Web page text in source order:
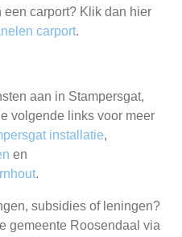
carport? Klik dan hier
carport.
aan in Stampersgat,
volgende links voor meer
installatie,
en
.
subsidies of leningen?
gemeente Roosendaal via